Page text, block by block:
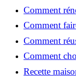
appartements
Comment
habitat sain
Comment
utiliserez
Comment
ville en 2026
Comment
rénovation en
Recette